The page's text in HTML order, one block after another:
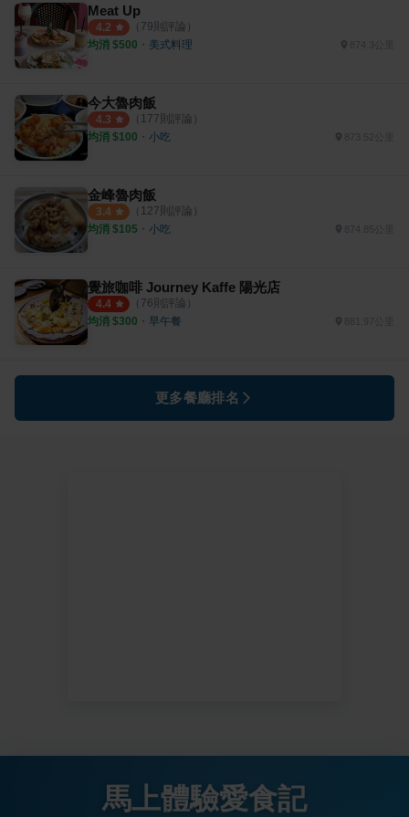
Meat Up
4.2 （ 79則評論）
均消 $500 ・ 美式料理 874.3公里
今大魯肉飯
4.3 （ 177則評論）
均消 $100 ・ 小吃 873.52公里
金峰魯肉飯
3.4 （ 127則評論）
均消 $105 ・ 小吃 874.85公里
覺旅咖啡 Journey Kaffe 陽光店
4.4 （ 76則評論）
均消 $300 ・ 早午餐
更多餐廳排名
馬上體驗愛食記